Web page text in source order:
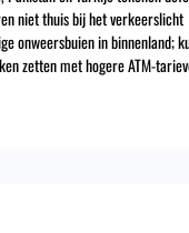
niet thuis bij het verkeerslicht
onweersbuien in binnenland;
zetten met hogere ATM-